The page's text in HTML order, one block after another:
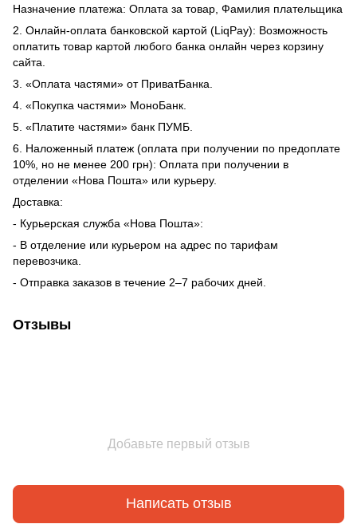
Назначение платежа: Оплата за товар, Фамилия плательщика
2. Онлайн-оплата банковской картой (LiqPay): Возможность
оплатить товар картой любого банка онлайн через корзину
сайта.
3. «Оплата частями» от ПриватБанка.
4. «Покупка частями» МоноБанк.
5. «Платите частями» банк ПУМБ.
6. Наложенный платеж (оплата при получении по предоплате
10%, но не менее 200 грн): Оплата при получении в
отделении «Нова Пошта» или курьеру.
Доставка:
- Курьерская служба «Нова Пошта»:
- В отделение или курьером на адрес по тарифам
перевозчика.
- Отправка заказов в течение 2–7 рабочих дней.
Отзывы
Добавьте первый отзыв
Написать отзыв